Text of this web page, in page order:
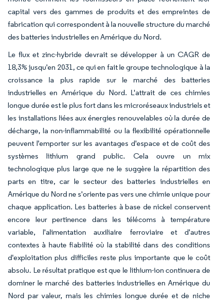
capital vers des gammes de produits et des empreintes de
fabrication qui correspondent à la nouvelle structure du marché
des batteries industrielles en Amérique du Nord.
Le flux et zinc-hybride devrait se développer à un CAGR de
18,3% jusqu'en 2031, ce qui en fait le groupe technologique à la
croissance la plus rapide sur le marché des batteries
industrielles en Amérique du Nord. L'attrait de ces chimies
longue durée est le plus fort dans les microréseaux industriels et
les installations liées aux énergies renouvelables où la durée de
décharge, la non-inflammabilité ou la flexibilité opérationnelle
peuvent l'emporter sur les avantages d'espace et de coût des
systèmes lithium grand public. Cela ouvre un mix
technologique plus large que ne le suggère la répartition des
parts en titre, car le secteur des batteries industrielles en
Amérique du Nord ne s'oriente pas vers une chimie unique pour
chaque application. Les batteries à base de nickel conservent
encore leur pertinence dans les télécoms à température
variable, l'alimentation auxiliaire ferroviaire et d'autres
contextes à haute fiabilité où la stabilité dans des conditions
d'exploitation plus difficiles reste plus importante que le coût
absolu. Le résultat pratique est que le lithium-ion continuera de
dominer le marché des batteries industrielles en Amérique du
Nord par valeur, mais les chimies longue durée et de niche